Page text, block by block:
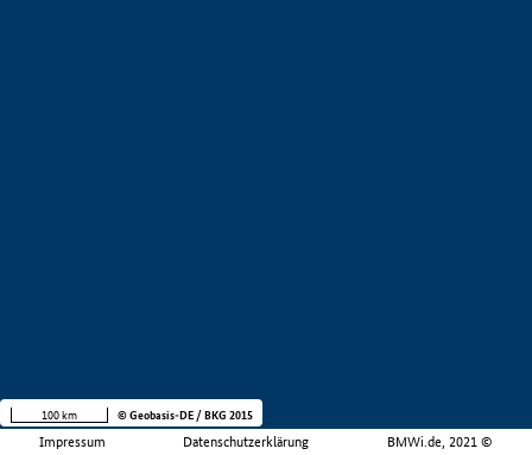
Impressum Datenschutzerklärung BMWi.de, 2021 ©
100 km © Geobasis-DE / BKG 2015